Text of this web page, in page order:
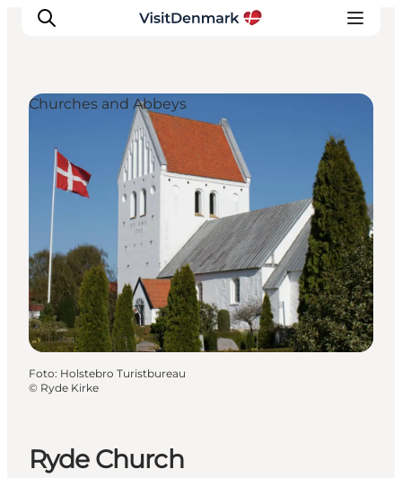
Inspiratie
Bestemmingen
Wat te doen
Accommodaties
Plan je reis
Ryde Church
Churches and Abbeys
Foto: Holstebro Turistbureau
© Ryde Kirke